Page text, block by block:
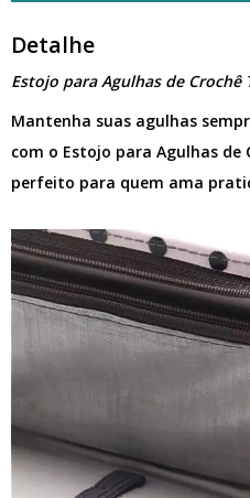
Detalhe
Estojo para Agulhas de Crochê
Mantenha suas agulhas
com o Estojo para Agulhas de
perfeito para quem ama